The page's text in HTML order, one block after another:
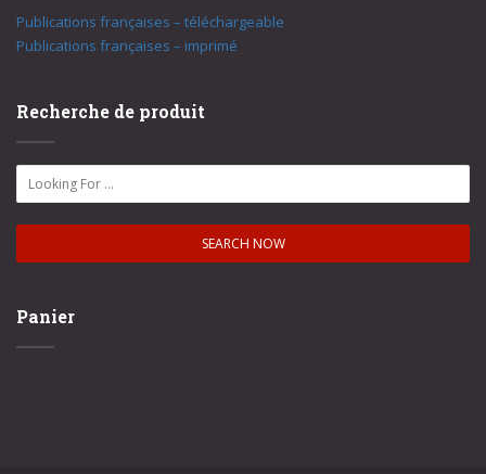
Publications françaises – téléchargeable
Publications françaises – imprimé
Recherche de produit
Panier